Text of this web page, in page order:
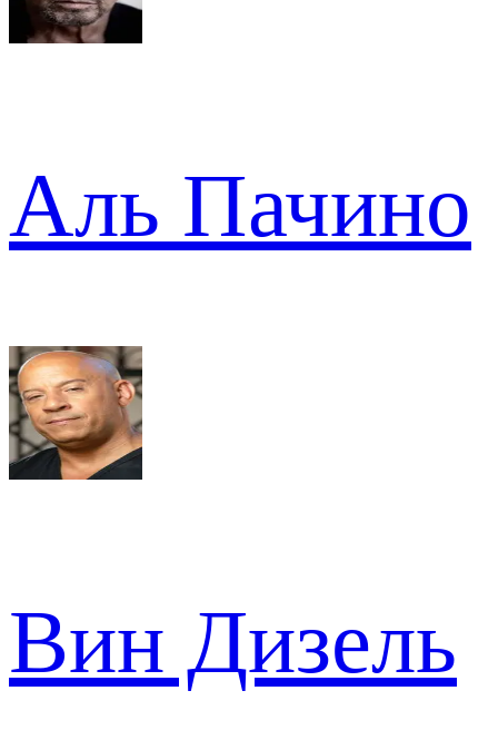
Аль Пачино
Вин Дизель